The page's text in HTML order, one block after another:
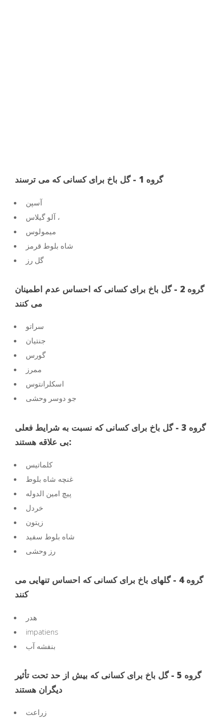
گروه 1 - گل باخ برای کسانی که می ترسند
آسپن
آلو گیلاس ،
میمولوس
شاه بلوط قرمز
گل رز
گروه 2 - گل باخ برای کسانی که احساس عدم اطمینان
می کنند
سراتو
جنتیان
گورس
ممرز
اسکلرانتوس
جو دوسر وحشی
گروه 3 - گل باخ برای کسانی که نسبت به شرایط فعلی
بی علاقه هستند:
کلماتیس
غنچه شاه بلوط
پیچ امین الدوله
خردل
زیتون
شاه بلوط سفید
رز وحشی
گروه 4 - گلهای باخ برای کسانی که احساس تنهایی می
کنند
هدر
impatiens
بنفشه آب
گروه 5 - گل باخ برای کسانی که بیش از حد تحت تأثیر
دیگران هستند
زراعت